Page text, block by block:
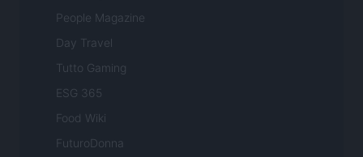
People Magazine
Day Travel
Tutto Gaming
ESG 365
Food Wiki
FuturoDonna